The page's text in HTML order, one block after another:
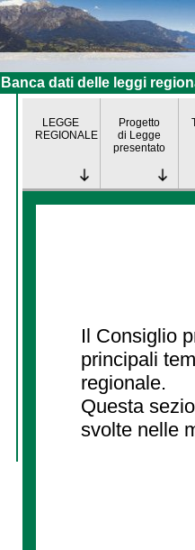
Banca dati delle leggi
LEGGE
REGIONALE
Progetto
di Legge
presentato
Il Consiglio
principali
regionale.
Questa
svolte nelle